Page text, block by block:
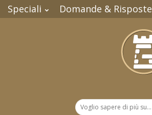
Speciali Domande & Risposte